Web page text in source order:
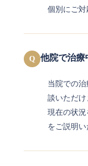
個別にご対
Q 他院で治療
当院での
談いただけ
現在の状
をご説明い